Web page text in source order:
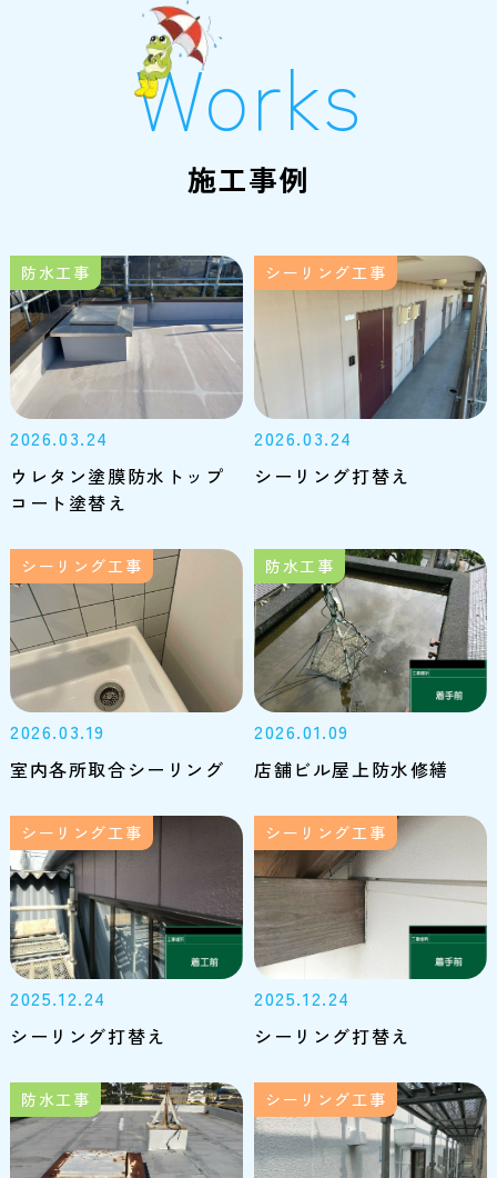
Works
施工事例
2026.03.24
ウレタン塗膜防水トップ
コート塗替え
防水工事
2026.03.24
シーリング打替え
シーリング工事
2026.03.19
室内各所取合シーリング
シーリング工事
2026.01.09
店舗ビル屋上防水修繕
防水工事
2025.12.24
シーリング打替え
シーリング工事
2025.12.24
シーリング打替え
シーリング工事
防水工事 シーリング工事